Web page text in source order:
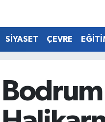
SİYASET ÇEVRE